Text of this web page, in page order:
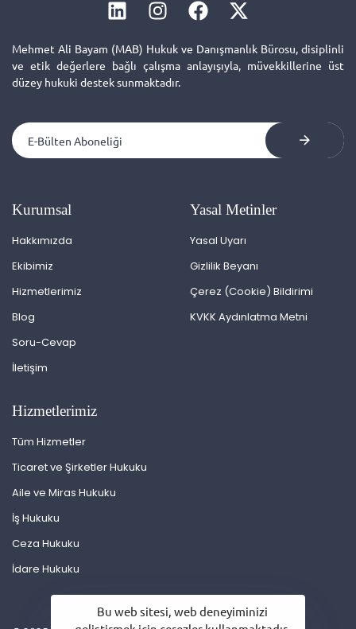
Mehmet Ali Bayam (MAB) Hukuk ve Danışmanlık Bürosu, disiplinli
ve etik değerlere bağlı çalışma anlayışıyla, müvekkillerine üst
düzey hukuki destek sunmaktadır.
Kurumsal
Hakkımızda
Ekibimiz
Hizmetlerimiz
Blog
Soru-Cevap
İletişim
Yasal Metinler
Yasal Uyarı
Gizlilik Beyanı
Çerez (Cookie) Bildirimi
KVKK Aydınlatma Metni
Hizmetlerimiz
Tüm Hizmetler
Ticaret ve Şirketler Hukuku
Aile ve Miras Hukuku
İş Hukuku
Ceza Hukuku
İdare Hukuku
Bu web sitesi, web deneyiminizi